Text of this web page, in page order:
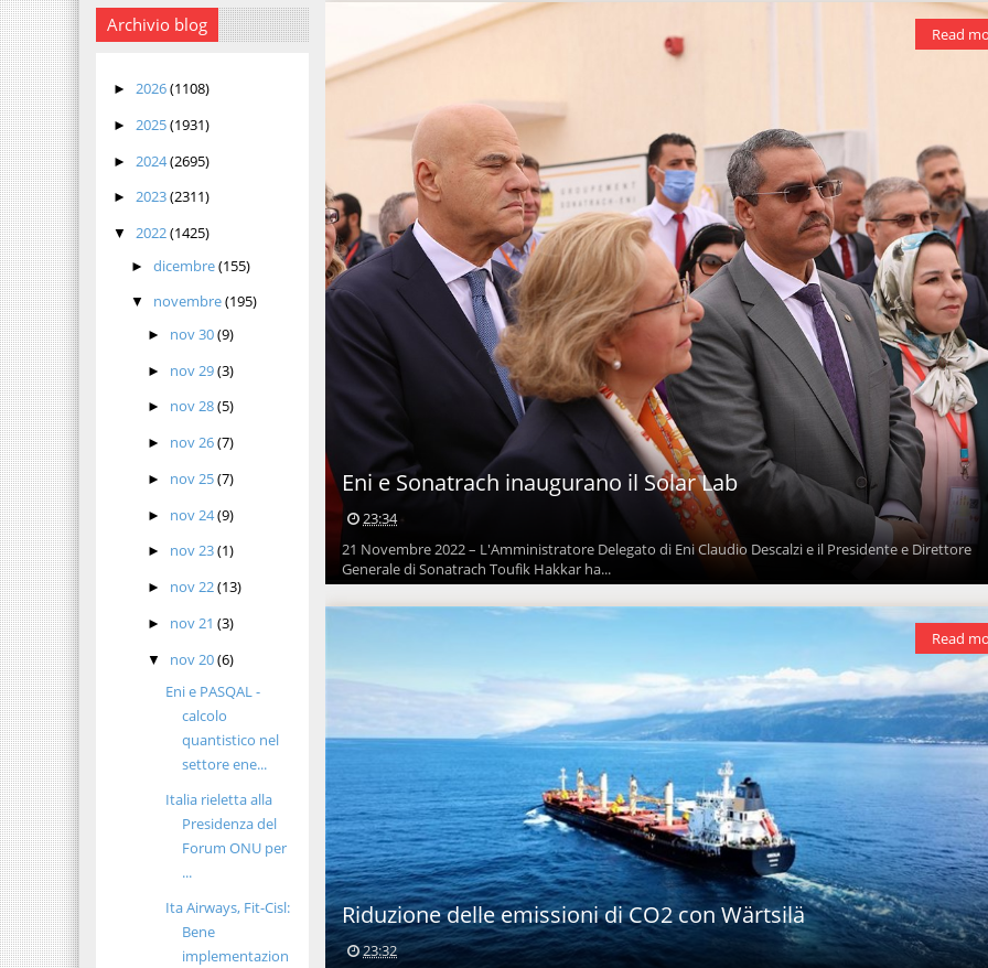
Archivio blog
► 2026(1108)
► 2025(1931)
► 2024(2695)
► 2023(2311)
▼ 2022(1425)
► dicembre(155)
▼ novembre(195)
► nov 30(9)
► nov 29(3)
► nov 28(5)
► nov 26(7)
► nov 25(7)
► nov 24(9)
► nov 23(1)
► nov 22(13)
► nov 21(3)
▼ nov 20(6)
Eni e PASQAL -
calcolo
quantistico nel
settore ene...
Italia rieletta alla
Presidenza del
Forum ONU per
...
Ita Airways, Fit-Cisl:
Bene
implementazion
Eni e Sonatrach inaugurano il Solar Lab
23:34
21 Novembre 2022 – L'Amministratore Delegato di Eni Claudio Descalzi e il Presidente e Direttore
Generale di Sonatrach Toufik Hakkar ha...
Read
Riduzione delle emissioni di CO2 con Wärtsilä
23:32
Read